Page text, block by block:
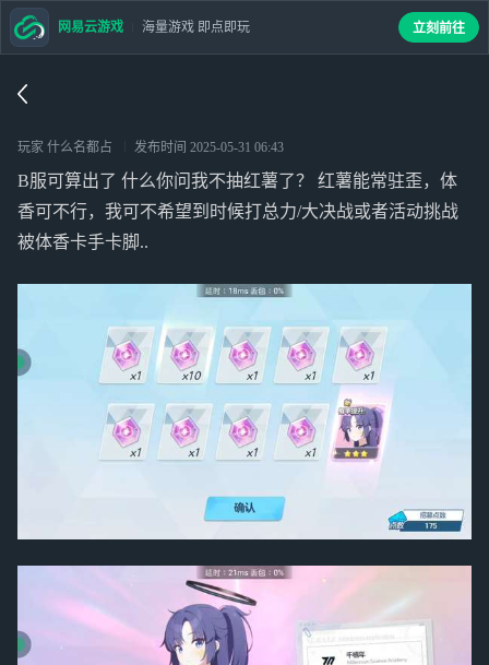
玩家 什么名都占 发布时间 2025-05-31 06:43
B服可算出了 什么你问我不抽红薯了？ 红薯能常驻歪，体
香可不行，我可不希望到时候打总力/大决战或者活动挑战
被体香卡手卡脚..
网易云游戏 海量游戏 即点即玩 立刻前往